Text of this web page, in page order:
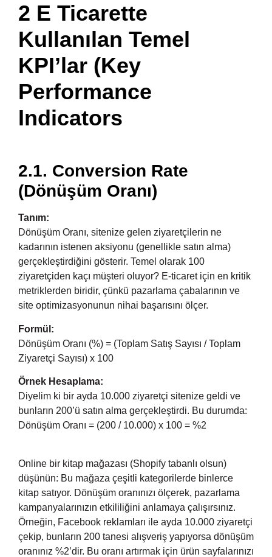
2 E Ticarette
Kullanılan Temel
KPI’lar (Key
Performance
Indicators
2.1. Conversion Rate
(Dönüşüm Oranı)
Tanım:
Dönüşüm Oranı, sitenize gelen ziyaretçilerin ne
kadarının istenen aksiyonu (genellikle satın alma)
gerçekleştirdiğini gösterir. Temel olarak 100
ziyaretçiden kaçı müşteri oluyor? E-ticaret için en kritik
metriklerden biridir, çünkü pazarlama çabalarının ve
site optimizasyonunun nihai başarısını ölçer.
Formül:
Dönüşüm Oranı (%) = (Toplam Satış Sayısı / Toplam
Ziyaretçi Sayısı) x 100
Örnek Hesaplama:
Diyelim ki bir ayda 10.000 ziyaretçi sitenize geldi ve
bunların 200’ü satın alma gerçekleştirdi. Bu durumda:
Dönüşüm Oranı = (200 / 10.000) x 100 = %2
Online bir kitap mağazası (Shopify tabanlı olsun)
düşünün: Bu mağaza çeşitli kategorilerde binlerce
kitap satıyor. Dönüşüm oranınızı ölçerek, pazarlama
kampanyalarınızın etkililiğini anlamaya çalışırsınız.
Örneğin, Facebook reklamları ile ayda 10.000 ziyaretçi
çekip, bunların 200 tanesi alışveriş yapıyorsa dönüşüm
oranınız %2’dir. Bu oranı artırmak için ürün sayfalarınızı